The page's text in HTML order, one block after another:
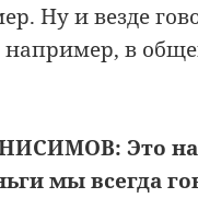
Ну и везде
например, в
Это
мы всегда